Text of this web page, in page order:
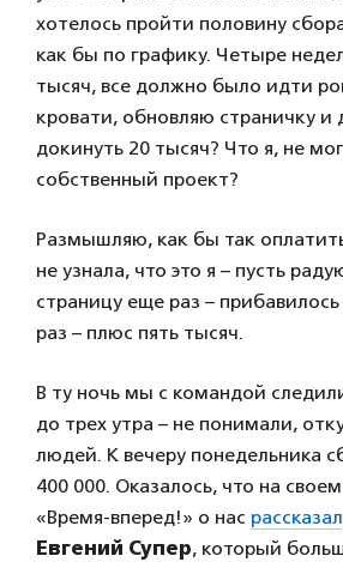
хотелось пройти половину
как бы по графику. Четыре
тысяч, все должно было идти
кровати, обновляю страничку
докинуть 20 тысяч? Что я, не
собственный проект?
Размышляю, как бы так
не узнала, что это я – пусть
страницу еще раз –
раз – плюс пять тысяч.
В ту ночь мы с командой
до трех утра – не понимали,
людей. К вечеру понедельника
400 000. Оказалось, что на
«Время-вперед!» о нас рассказал
Евгений Супер, который